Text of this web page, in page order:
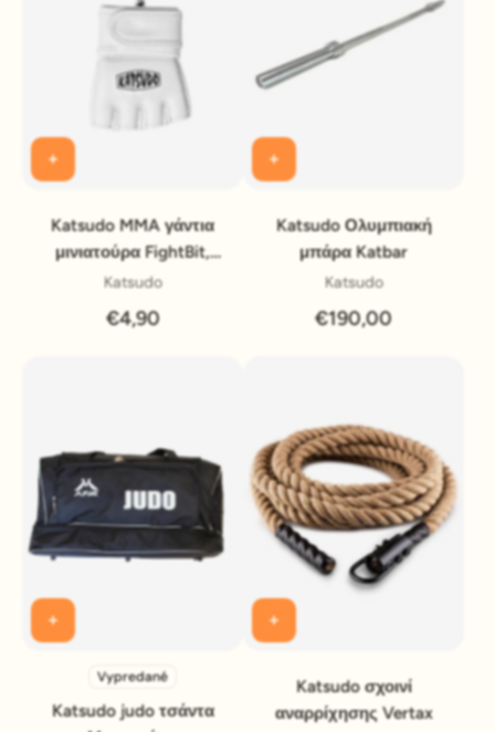
Katsudo MMA γάντια
μινιατούρα FightBit,
λευκό
Katsudo
€4,90
Katsudo Ολυμπιακή
μπάρα Katbar
Katsudo
€190,00
Vypredané
Katsudo judo τσάντα
Katsudo σχοινί
αναρρίχησης Vertax